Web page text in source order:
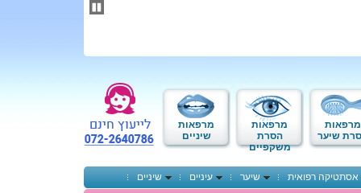
מרפאות
שיער
מרפאות
הסרת
משקפיים
מרפאות
שיניים
אסתטיקה רפואית שיער עיניים
שיניים